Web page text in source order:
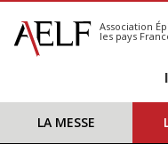
S'abonner
Calendrier
Association
les pays
LA MESSE